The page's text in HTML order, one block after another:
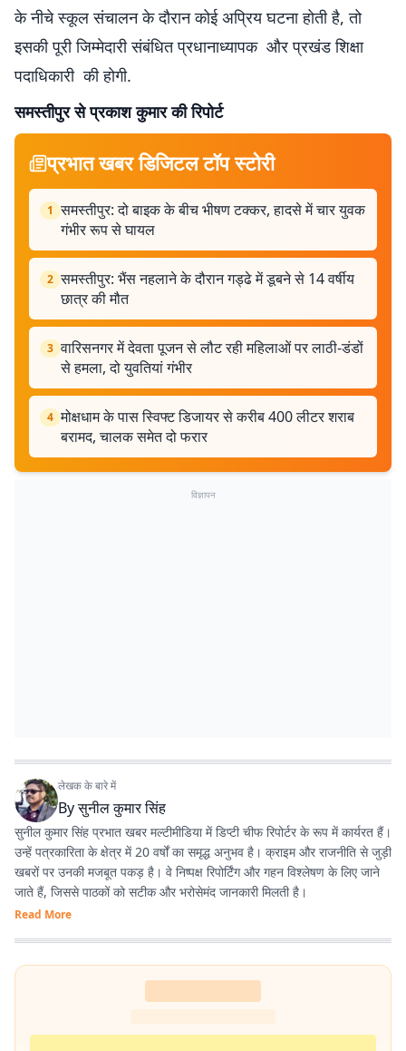
के नीचे स्कूल संचालन के दौरान कोई अप्रिय घटना होती है, तो
इसकी पूरी जिम्मेदारी संबंधित प्रधानाध्यापक और प्रखंड शिक्षा
पदाधिकारी की होगी.
समस्तीपुर से प्रकाश कुमार की रिपोर्ट
प्रभात खबर डिजिटल टॉप स्टोरी
1 समस्तीपुर: दो बाइक के बीच भीषण टक्कर, हादसे में चार युवक
गंभीर रूप से घायल
2 समस्तीपुर: भैंस नहलाने के दौरान गड्ढे में डूबने से 14 वर्षीय
छात्र की मौत
3 वारिसनगर में देवता पूजन से लौट रही महिलाओं पर लाठी-डंडों
से हमला, दो युवतियां गंभीर
4 मोक्षधाम के पास स्विफ्ट डिजायर से करीब 400 लीटर शराब
बरामद, चालक समेत दो फरार
विज्ञापन
लेखक के बारे में
Byसुनील कुमार सिंह
सुनील कुमार सिंह प्रभात खबर मल्टीमीडिया में डिप्टी चीफ रिपोर्टर के रूप में कार्यरत हैं।
उन्हें पत्रकारिता के क्षेत्र में 20 वर्षों का समृद्ध अनुभव है। क्राइम और राजनीति से जुड़ी
खबरों पर उनकी मजबूत पकड़ है। वे निष्पक्ष रिपोर्टिंग और गहन विश्लेषण के लिए जाने
जाते हैं, जिससे पाठकों को सटीक और भरोसेमंद जानकारी मिलती है।
Read More